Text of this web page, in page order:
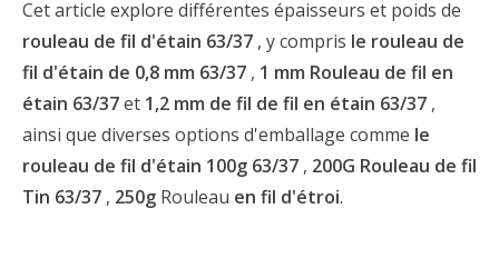
Cet article explore différentes épaisseurs et poids de
rouleau de fil d'étain 63/37 , y compris le rouleau de
fil d'étain de 0,8 mm 63/37 , 1 mm Rouleau de fil en
étain 63/37et 1,2 mm de fil de fil en étain 63/37 ,
ainsi que diverses options d'emballage comme le
rouleau de fil d'étain 100g 63/37 , 200G Rouleau de fil
Tin 63/37 , 250g Rouleau en fil d'étroi.